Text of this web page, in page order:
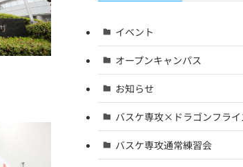
イベント
オープンキャンパス
お知らせ
バスケ専攻×ドラゴンフライ
バスケ専攻通常練習会